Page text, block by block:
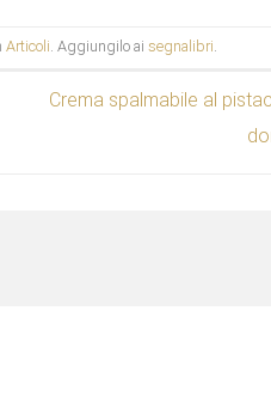
Articoli. Aggiungilo ai segnalibri.
Crema spalmabile al